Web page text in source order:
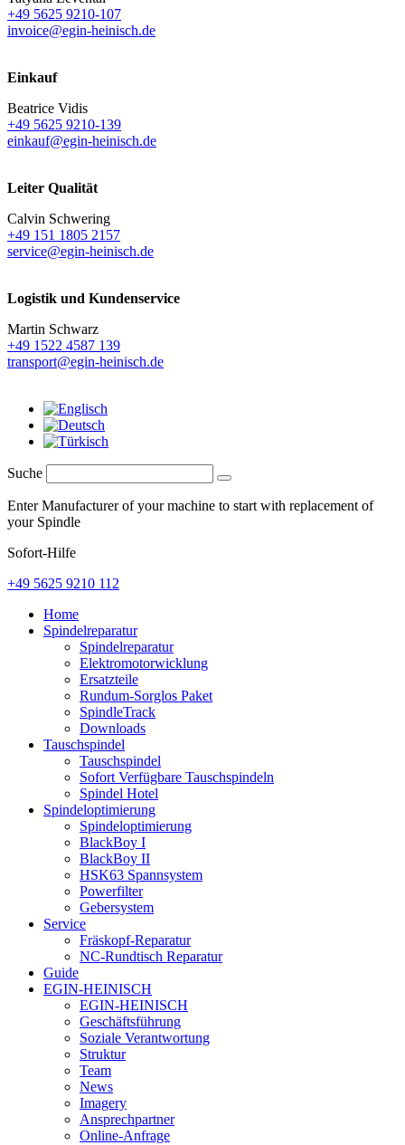
+49 5625 9210-107
invoice@egin-heinisch.de
Einkauf
Beatrice Vidis
+49 5625 9210-139
einkauf@egin-heinisch.de
Leiter Qualität
Calvin Schwering
+49 151 1805 2157
service@egin-heinisch.de
Logistik und Kundenservice
Martin Schwarz
+49 1522 4587 139
transport@egin-heinisch.de
Suche
Enter Manufacturer of your machine to start with replacement of
your Spindle
Sofort-Hilfe
+49 5625 9210 112
Home
Spindelreparatur
Spindelreparatur
Elektromotorwicklung
Ersatzteile
Rundum-Sorglos Paket
SpindleTrack
Downloads
Tauschspindel
Tauschspindel
Sofort Verfügbare Tauschspindeln
Spindel Hotel
Spindeloptimierung
Spindeloptimierung
BlackBoy I
BlackBoy II
HSK63 Spannsystem
Powerfilter
Gebersystem
Service
Fräskopf-Reparatur
NC-Rundtisch Reparatur
Guide
EGIN-HEINISCH
EGIN-HEINISCH
Geschäftsführung
Soziale Verantwortung
Struktur
Team
News
Imagery
Ansprechpartner
Online-Anfrage